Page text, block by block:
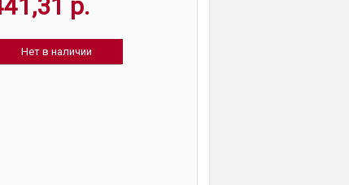
р.
Нет в наличии